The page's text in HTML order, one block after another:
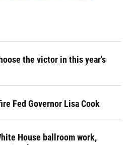
the victor in this year's
Fed Governor Lisa Cook
House ballroom work,